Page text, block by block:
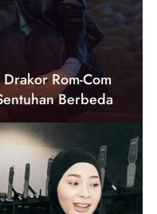
Rom-Com
Berbeda